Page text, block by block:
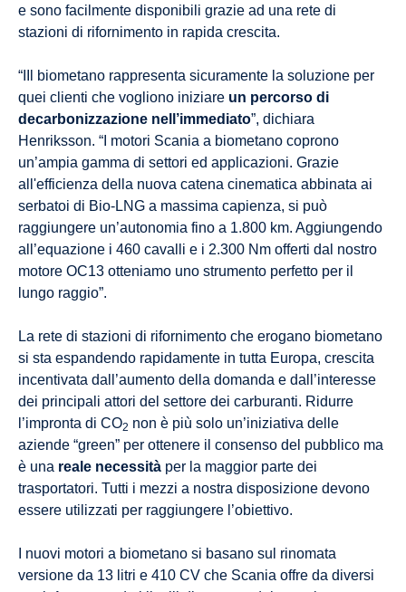
e sono facilmente disponibili grazie ad una rete di
stazioni di rifornimento in rapida crescita.
“IIl biometano rappresenta sicuramente la soluzione per
quei clienti che vogliono iniziare un percorso di
decarbonizzazione nell’immediato”, dichiara
Henriksson. “I motori Scania a biometano coprono
un’ampia gamma di settori ed applicazioni. Grazie
all'efficienza della nuova catena cinematica abbinata ai
serbatoi di Bio-LNG a massima capienza, si può
raggiungere un’autonomia fino a 1.800 km. Aggiungendo
all’equazione i 460 cavalli e i 2.300 Nm offerti dal nostro
motore OC13 otteniamo uno strumento perfetto per il
lungo raggio”.
La rete di stazioni di rifornimento che erogano biometano
si sta espandendo rapidamente in tutta Europa, crescita
incentivata dall’aumento della domanda e dall’interesse
dei principali attori del settore dei carburanti. Ridurre
l’impronta di CO2 non è più solo un’iniziativa delle
aziende “green” per ottenere il consenso del pubblico ma
è una reale necessità per la maggior parte dei
trasportatori. Tutti i mezzi a nostra disposizione devono
essere utilizzati per raggiungere l’obiettivo.
I nuovi motori a biometano si basano sul rinomata
versione da 13 litri e 410 CV che Scania offre da diversi